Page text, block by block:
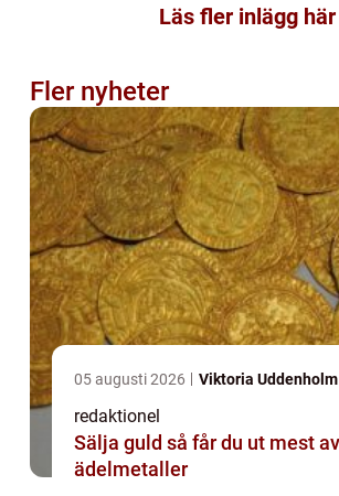
Läs fler inlägg här
Fler nyheter
05 augusti 2026 Viktoria Uddenholm
redaktionel
Sälja guld så får du ut mest av dina
ädelmetaller